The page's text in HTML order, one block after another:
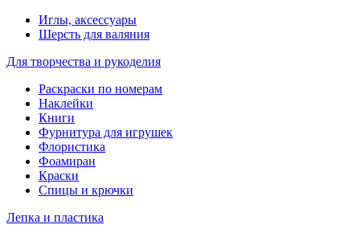
Иглы, аксессуары
Шерсть для валяния
Для творчества и рукоделия
Раскраски по номерам
Наклейки
Книги
Фурнитура для игрушек
Флористика
Фоамиран
Краски
Спицы и крючки
Лепка и пластика